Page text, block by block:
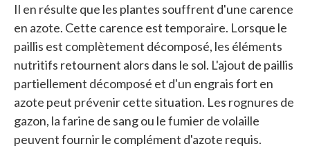
Il en résulte que les plantes souffrent d'une carence
en azote. Cette carence est temporaire. Lorsque le
paillis est complètement décomposé, les éléments
nutritifs retournent alors dans le sol. L'ajout de paillis
partiellement décomposé et d'un engrais fort en
azote peut prévenir cette situation. Les rognures de
gazon, la farine de sang ou le fumier de volaille
peuvent fournir le complément d'azote requis.